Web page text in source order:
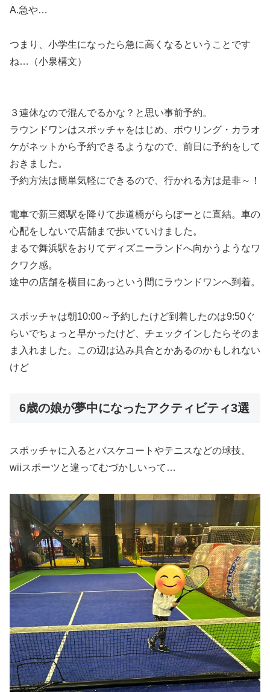
A.急や…
つまり、小学生になったら急に高くなるということです
ね…（小泉構文）
３連休なので混んでるかな？と思い事前予約。
ラウンドワンはスポッチャをはじめ、ボウリング・カラオ
ケがネットから予約できるようなので、前日に予約をして
おきました。
予約方法は簡単気軽にできるので、行かれる方は是非～！
電車で新三郷駅を降りて歩道橋がららぽーとに直結。車の
心配をしないで店舗まで歩いていけました。
まるで舞浜駅をおりてディズニーランドへ向かうようなワ
クワク感。
途中の店舗を横目にあっという間にラウンドワンへ到着。
スポッチャは朝10:00～予約したけど到着したのは9:50ぐ
らいでちょっと早かったけど、チェックインしたらそのま
ま入れました。この辺は込み具合とかあるのかもしれない
けど
6歳の娘が夢中になったアクティビティ3選
スポッチャに入るとバスケコートやテニスなどの球技。
wiiスポーツと違ってむづかしいって…